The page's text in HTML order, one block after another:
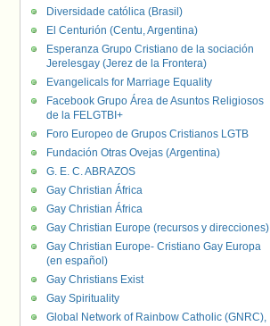
Diversidade católica (Brasil)
El Centurión (Centu, Argentina)
Esperanza Grupo Cristiano de la sociación
Jerelesgay (Jerez de la Frontera)
Evangelicals for Marriage Equality
Facebook Grupo Área de Asuntos Religiosos
de la FELGTBI+
Foro Europeo de Grupos Cristianos LGTB
Fundación Otras Ovejas (Argentina)
G. E. C. ABRAZOS
Gay Christian África
Gay Christian África
Gay Christian Europe (recursos y direcciones)
Gay Christian Europe- Cristiano Gay Europa
(en español)
Gay Christians Exist
Gay Spirituality
Global Network of Rainbow Catholic (GNRC),